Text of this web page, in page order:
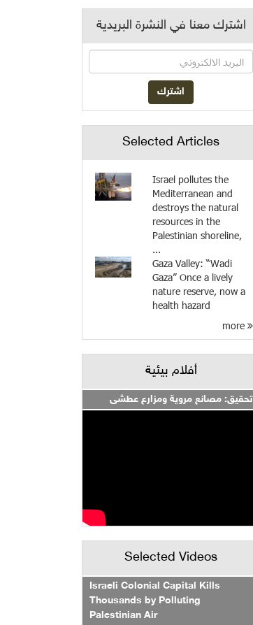
اشترك معنا في النشرة البريدية
Selected Articles
Israel pollutes the
Mediterranean and
destroys the natural
resources in the
Palestinian shoreline,
...
Gaza Valley: “Wadi
Gaza” Once a lively
nature reserve, now a
health hazard
أفلام بيئية
تحقيق: مصانع مروية ومزارع عطشى
Selected Videos
Israeli Colonial Capital Kills
Thousands by Polluting
Palestinian Air